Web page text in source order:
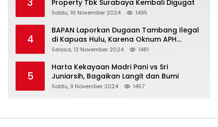
Property Tbk Surabaya Kembali Digugat
Sabtu, 16 November 2024 1495
4
BAPAN Laporkan Dugaan Tambang Ilegal
di Kapuas Hulu, Karena Oknum APH
Intimidasi Masyarakat
Selasa, 12 November 2024 1481
5
Harta Kekayaan Madri Pani vs Sri
Juniarsih, Bagaikan Langit dan Bumi
Sabtu, 9 November 2024 1457